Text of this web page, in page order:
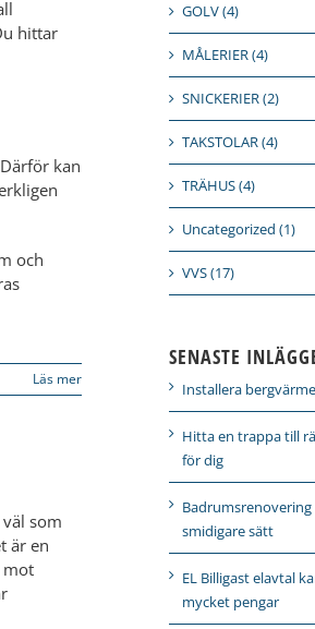
hittar
kan
och
Läs mer
som
är en
mot
GOLV (4)
MÅLERIER (4)
SNICKERIER (2)
TAKSTOLAR (4)
TRÄHUS (4)
Uncategorized (1)
VVS (17)
SENASTE
Installera
Hitta en trappa till
för dig
smidigare sätt
EL Billigast elavtal
mycket pengar